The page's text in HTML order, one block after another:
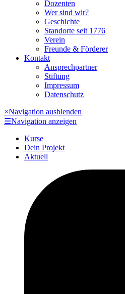
Dozenten
Wer sind wir?
Geschichte
Standorte seit 1776
Verein
Freunde & Förderer
Kontakt
Ansprechpartner
Stiftung
Impressum
Datenschutz
×Navigation ausblenden
☰Navigation anzeigen
Kurse
Dein Projekt
Aktuell